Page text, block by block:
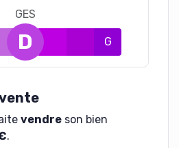
GES
D G
vendreson bien
.